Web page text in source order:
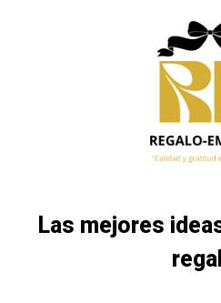
Las mejores